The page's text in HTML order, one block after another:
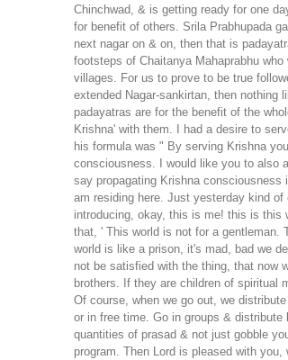
Chinchwad, & is getting ready for one
for benefit of others. Srila Prabhupada
next nagar on & on, then that is
footsteps of Chaitanya Mahaprabhu
villages. For us to prove to be true
extended Nagar-sankirtan, then nothing
padayatras are for the benefit of the
Krishna' with them. I had a desire to
his formula was " By serving Krishna
consciousness. I would like you to also
say propagating Krishna
am residing here. Just yesterday kind
introducing, okay, this is me! this is this
that, ' This world is not for a gentleman.
world is like a prison, it's mad, bad we
not be satisfied with the thing, that now
brothers. If they are children of spiritual
Of course, when we go out, we
or in free time. Go in groups &
quantities of prasad & not just gobble
program. Then Lord is pleased with